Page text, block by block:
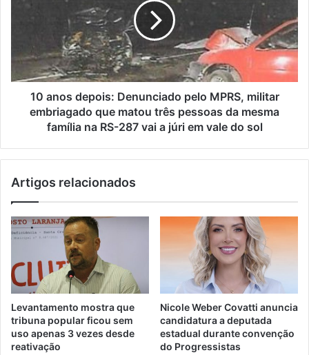
10 anos depois: Denunciado pelo MPRS, militar
embriagado que matou três pessoas da mesma
família na RS-287 vai a júri em vale do sol
Artigos relacionados
Levantamento mostra que
tribuna popular ficou sem
uso apenas 3 vezes desde
reativação
Nicole Weber Covatti anuncia
candidatura a deputada
estadual durante convenção
do Progressistas